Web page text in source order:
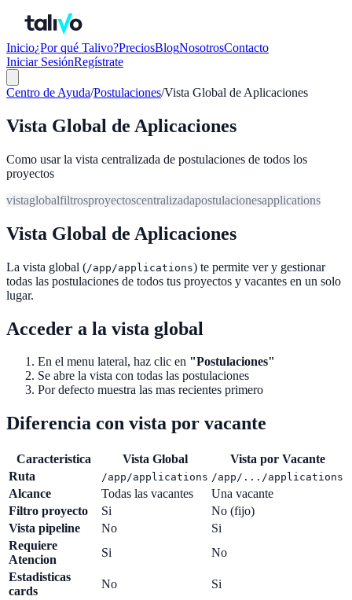
Inicio¿Por qué Talivo?PreciosBlogNosotrosContacto
Iniciar SesiónRegístrate
Centro de Ayuda/Postulaciones/Vista Global de Aplicaciones
Vista Global de Aplicaciones
Como usar la vista centralizada de postulaciones de todos los
proyectos
vistaglobalfiltrosproyectoscentralizadapostulacionesapplications
Vista Global de Aplicaciones
La vista global (/app/applications) te permite ver y gestionar
todas las postulaciones de todos tus proyectos y vacantes en un solo
lugar.
Acceder a la vista global
En el menu lateral, haz clic en "Postulaciones"
Se abre la vista con todas las postulaciones
Por defecto muestra las mas recientes primero
Diferencia con vista por vacante
Caracteristica Vista Global
Vista por Vacante
Ruta
/app/applications /app/.../applications
Alcance Todas las vacantes
Una vacante
Filtro proyecto
Si
No (fijo)
Vista pipeline
No
Si
Requiere
Atencion
Si
No
Estadisticas
cards
No
Si